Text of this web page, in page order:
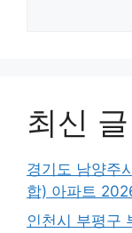
최신 글
경기도 남양주
합) 아파트
인천시 부평구